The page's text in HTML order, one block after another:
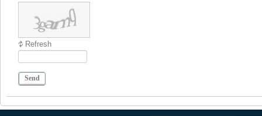
Refresh
Send